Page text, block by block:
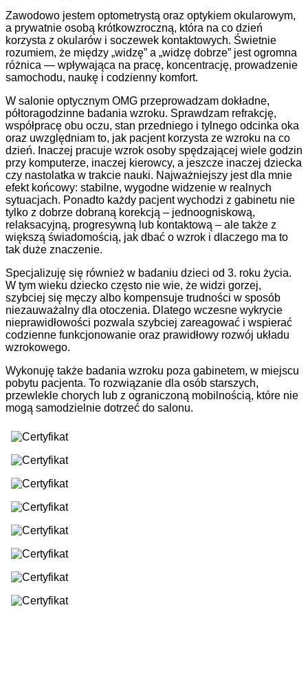
Zawodowo jestem optometrystą oraz optykiem okularowym,
a prywatnie osobą krótkowzroczną, która na co dzień
korzysta z okularów i soczewek kontaktowych. Świetnie
rozumiem, że między „widzę” a „widzę dobrze” jest ogromna
różnica — wpływająca na pracę, koncentrację, prowadzenie
samochodu, naukę i codzienny komfort.
W salonie optycznym OMG przeprowadzam dokładne,
półtoragodzinne badania wzroku. Sprawdzam refrakcję,
współpracę obu oczu, stan przedniego i tylnego odcinka oka
oraz uwzględniam to, jak pacjent korzysta ze wzroku na co
dzień. Inaczej pracuje wzrok osoby spędzającej wiele godzin
przy komputerze, inaczej kierowcy, a jeszcze inaczej dziecka
czy nastolatka w trakcie nauki. Najważniejszy jest dla mnie
efekt końcowy: stabilne, wygodne widzenie w realnych
sytuacjach. Ponadto każdy pacjent wychodzi z gabinetu nie
tylko z dobrze dobraną korekcją – jednoogniskową,
relaksacyjną, progresywną lub kontaktową – ale także z
większą świadomością, jak dbać o wzrok i dlaczego ma to
tak duże znaczenie.
Specjalizuję się również w badaniu dzieci od 3. roku życia.
W tym wieku dziecko często nie wie, że widzi gorzej,
szybciej się męczy albo kompensuje trudności w sposób
niezauważalny dla otoczenia. Dlatego wczesne wykrycie
nieprawidłowości pozwala szybciej zareagować i wspierać
codzienne funkcjonowanie oraz prawidłowy rozwój układu
wzrokowego.
Wykonuję także badania wzroku poza gabinetem, w miejscu
pobytu pacjenta. To rozwiązanie dla osób starszych,
przewlekle chorych lub z ograniczoną mobilnością, które nie
mogą samodzielnie dotrzeć do salonu.